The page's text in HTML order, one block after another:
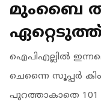
മുംബൈ
ഐപിഎല്ലിൽ
ചെന്നൈ സൂപ്പർ
പുറത്താകാതെ